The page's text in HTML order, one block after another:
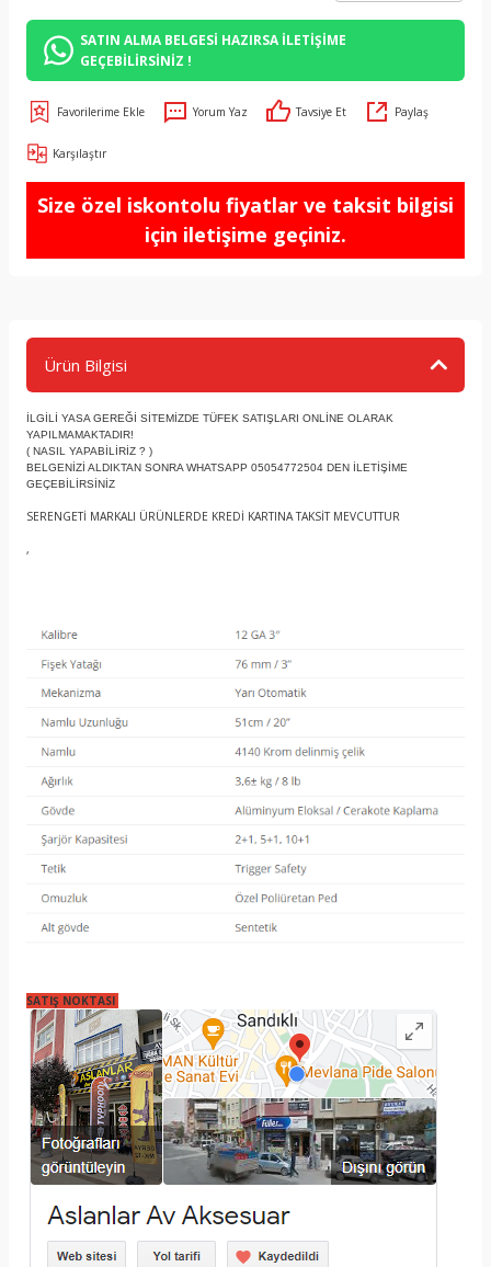
SATIN ALMA BELGESİ HAZIRSA İLETİŞİME
GEÇEBİLİRSİNİZ !
Yorum Yaz Tavsiye Et Paylaş
Karşılaştır
Size özel iskontolu fiyatlar ve taksit bilgisi
için iletişime geçiniz.
Ürün Bilgisi
İLGİLİ YASA GEREĞİ SİTEMİZDE TÜFEK SATIŞLARI ONLİNE OLARAK
YAPILMAMAKTADIR!
( NASIL YAPABİLİRİZ ? )
BELGENİZİ ALDIKTAN SONRA WHATSAPP 05054772504 DEN İLETİŞİME
GEÇEBİLİRSİNİZ
SERENGETİ MARKALI ÜRÜNLERDE KREDİ KARTINA TAKSİT MEVCUTTUR
,
SATIŞ NOKTASI